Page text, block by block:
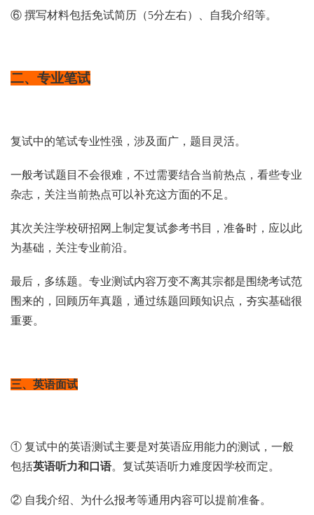
⑥ 撰写材料包括免试简历（5分左右）、自我介绍等。
二、专业笔试
复试中的笔试专业性强，涉及面广，题目灵活。
一般考试题目不会很难，不过需要结合当前热点，看些专业
杂志，关注当前热点可以补充这方面的不足。
其次关注学校研招网上制定复试参考书目，准备时，应以此
为基础，关注专业前沿。
最后，多练题。专业测试内容万变不离其宗都是围绕考试范
围来的，回顾历年真题，通过练题回顾知识点，夯实基础很
重要。
三、英语面试
① 复试中的英语测试主要是对英语应用能力的测试，一般
包括英语听力和口语。复试英语听力难度因学校而定。
② 自我介绍、为什么报考等通用内容可以提前准备。